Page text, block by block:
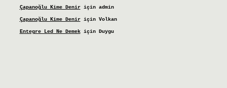
Çapanoğlu Kime Deniriçin admin
Çapanoğlu Kime Deniriçin Volkan
Entegre Led Ne Demekiçin Duygu